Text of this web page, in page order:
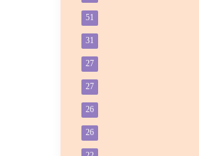
51
31
27
27
26
26